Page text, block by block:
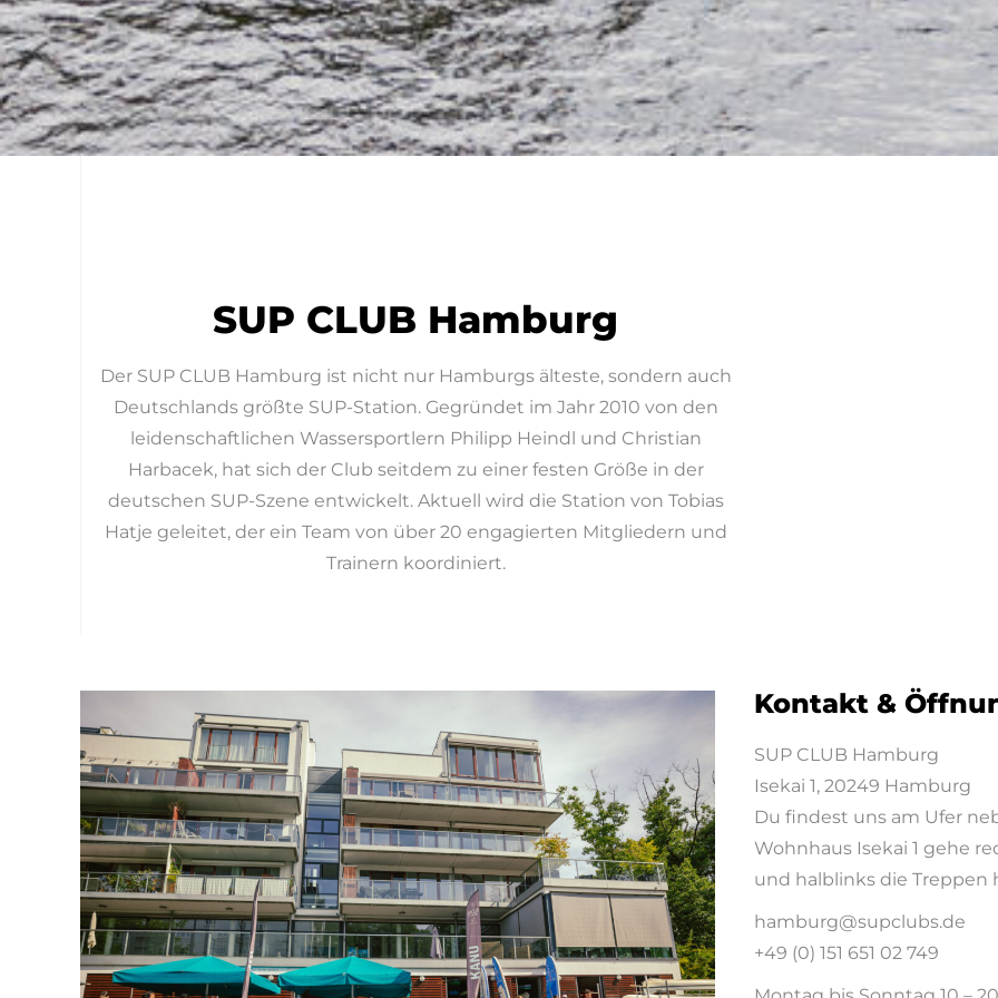
Station
Hamburgs älteste und Deutschlands größte SUP
SUP CLUB Hamburg
Der SUP CLUB Hamburg ist nicht nur Hamburgs älteste, sondern auch
Deutschlands größte SUP-Station. Gegründet im Jahr 2010 von den
leidenschaftlichen Wassersportlern Philipp Heindl und Christian
Harbacek, hat sich der Club seitdem zu einer festen Größe in der
deutschen SUP-Szene entwickelt. Aktuell wird die Station von Tobias
Hatje geleitet, der ein Team von über 20 engagierten Mitgliedern und
Trainern koordiniert.
Kontakt &
SUP CLUB Hamburg
Isekai 1, 20249 Hamburg
Du findest uns am Ufer
Wohnhaus Isekai 1 gehe
und halblinks die Treppen
hamburg@supclubs.de
+49 (0) 151 651 02 749